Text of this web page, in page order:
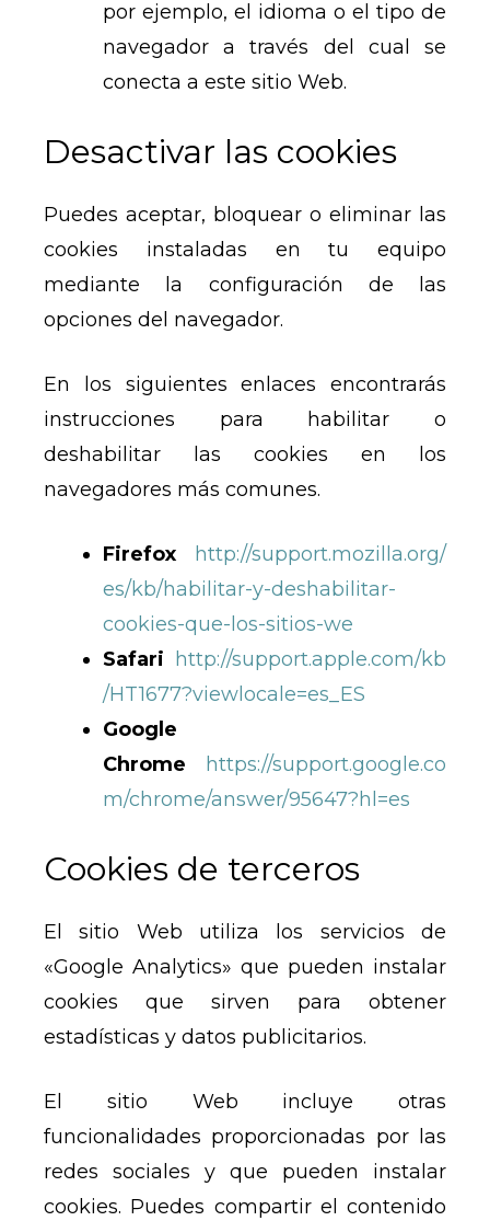
por ejemplo, el idioma o el tipo de
navegador a través del cual se
conecta a este sitio Web.
Desactivar las cookies
Puedes aceptar, bloquear o eliminar las
cookies instaladas en tu equipo
mediante la configuración de las
opciones del navegador.
En los siguientes enlaces encontrarás
instrucciones para habilitar o
deshabilitar las cookies en los
navegadores más comunes.
Firefox
http://support.mozilla.org/
es/kb/habilitar-y-deshabilitar-
cookies-que-los-sitios-we
Safari http://support.apple.com/kb
/HT1677?viewlocale=es_ES
Google
Chrome
https://support.google.co
m/chrome/answer/95647?hl=es
Cookies de terceros
El sitio Web utiliza los servicios de
«Google Analytics» que pueden instalar
cookies que sirven para obtener
estadísticas y datos publicitarios.
El sitio Web incluye otras
funcionalidades proporcionadas por las
redes sociales y que pueden instalar
cookies. Puedes compartir el contenido